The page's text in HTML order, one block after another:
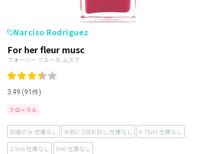
Narciso Rodriguez
For her fleur musc
フォーハー フルール ムスク
3.49 (91件)
フローラル
試香のみ:在庫なし お肌に1回お試し:在庫なし 0.75ml:在庫なし
2.5ml:在庫なし 5ml:在庫なし